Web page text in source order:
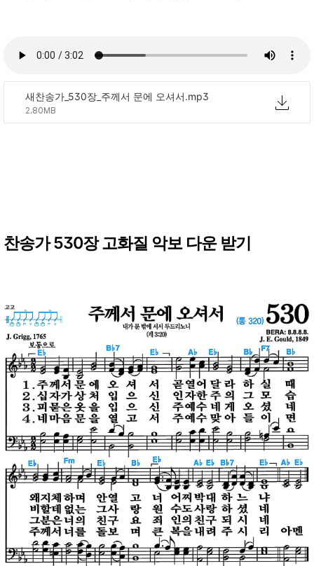
새찬송가_530장_주께서 문에 오셔서.mp3
2.80MB
찬송가 530장 고화질 악보 다운 받기